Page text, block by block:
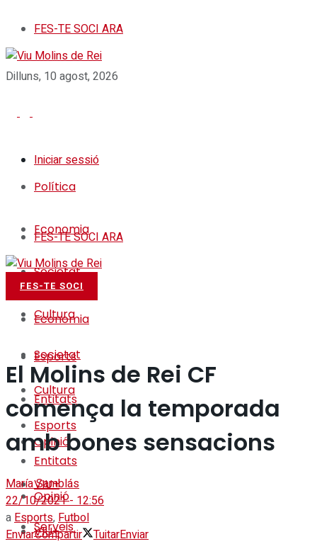
FES-TE SOCI ARA
Dilluns, 10 agost, 2026
Iniciar sessió
Política
Economia
Societat
Cultura
Esports
Entitats
Opinió
VIU+
Serveis
FES-TE SOCI ARA
Política
Economia
Societat
Cultura
Esports
Entitats
Opinió
VIU+
FES-TE SOCI
El Molins de Rei CF
comença la temporada
amb bones sensacions
María Samblás
22/10/2021 - 12:56
aEsports,Futbol
EnviarCompartir TuitarEnviar